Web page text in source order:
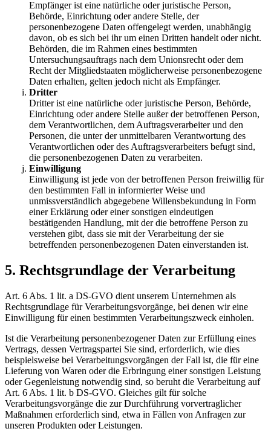
Empfänger ist eine natürliche oder juristische Person,
Behörde, Einrichtung oder andere Stelle, der
personenbezogene Daten offengelegt werden, unabhängig
davon, ob es sich bei ihr um einen Dritten handelt oder nicht.
Behörden, die im Rahmen eines bestimmten
Untersuchungsauftrags nach dem Unionsrecht oder dem
Recht der Mitgliedstaaten möglicherweise personenbezogene
Daten erhalten, gelten jedoch nicht als Empfänger.
Dritter
Dritter ist eine natürliche oder juristische Person, Behörde,
Einrichtung oder andere Stelle außer der betroffenen Person,
dem Verantwortlichen, dem Auftragsverarbeiter und den
Personen, die unter der unmittelbaren Verantwortung des
Verantwortlichen oder des Auftragsverarbeiters befugt sind,
die personenbezogenen Daten zu verarbeiten.
Einwilligung
Einwilligung ist jede von der betroffenen Person freiwillig für
den bestimmten Fall in informierter Weise und
unmissverständlich abgegebene Willensbekundung in Form
einer Erklärung oder einer sonstigen eindeutigen
bestätigenden Handlung, mit der die betroffene Person zu
verstehen gibt, dass sie mit der Verarbeitung der sie
betreffenden personenbezogenen Daten einverstanden ist.
5. Rechtsgrundlage der Verarbeitung
Art. 6 Abs. 1 lit. a DS-GVO dient unserem Unternehmen als
Rechtsgrundlage für Verarbeitungsvorgänge, bei denen wir eine
Einwilligung für einen bestimmten Verarbeitungszweck einholen.
Ist die Verarbeitung personenbezogener Daten zur Erfüllung eines
Vertrags, dessen Vertragspartei Sie sind, erforderlich, wie dies
beispielsweise bei Verarbeitungsvorgängen der Fall ist, die für eine
Lieferung von Waren oder die Erbringung einer sonstigen Leistung
oder Gegenleistung notwendig sind, so beruht die Verarbeitung auf
Art. 6 Abs. 1 lit. b DS-GVO. Gleiches gilt für solche
Verarbeitungsvorgänge die zur Durchführung vorvertraglicher
Maßnahmen erforderlich sind, etwa in Fällen von Anfragen zur
unseren Produkten oder Leistungen.